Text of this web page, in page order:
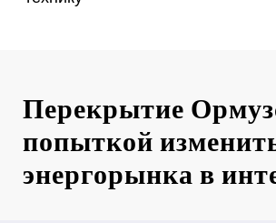
Перекрытие
попыткой
энергорынка в